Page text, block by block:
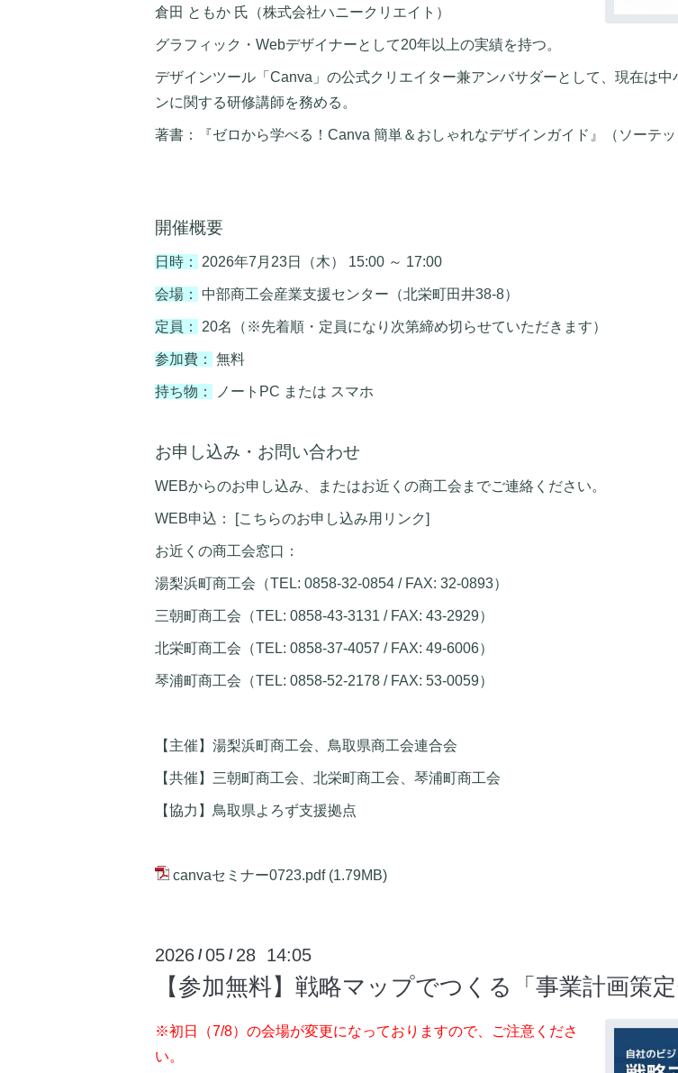
倉田 ともか 氏（株式会社ハニークリエイト）
グラフィック・Webデザイナーとして20年以上の実績を持つ。
デザインツール「Canva」の公式クリエイター兼アンバサダーとして、現在は
ンに関する研修講師を務める。
著書：『ゼロから学べる！Canva 簡単＆おしゃれなデザインガイド』（ソーテッ
開催概要
日時： 2026年7月23日（木） 15:00 ～ 17:00
会場： 中部商工会産業支援センター（北栄町田井38-8）
定員： 20名（※先着順・定員になり次第締め切らせていただきます）
参加費： 無料
持ち物： ノートPC または スマホ
お申し込み・お問い合わせ
WEBからのお申し込み、またはお近くの商工会までご連絡ください。
WEB申込： [こちらのお申し込み用リンク]
お近くの商工会窓口：
湯梨浜町商工会（TEL: 0858-32-0854 / FAX: 32-0893）
三朝町商工会（TEL: 0858-43-3131 / FAX: 43-2929）
北栄町商工会（TEL: 0858-37-4057 / FAX: 49-6006）
琴浦町商工会（TEL: 0858-52-2178 / FAX: 53-0059）
【主催】湯梨浜町商工会、鳥取県商工会連合会
【共催】三朝町商工会、北栄町商工会、琴浦町商工会
【協力】鳥取県よろず支援拠点
canvaセミナー0723.pdf (1.79MB)
2026 /05 / 28 14:05
【参加無料】戦略マップでつくる「事業計画策定
※初日（7/8）の会場が変更になっておりますので、ご注意くださ
い。